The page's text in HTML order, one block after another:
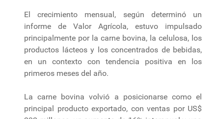
El crecimiento mensual, según determinó un
informe de Valor Agrícola, estuvo impulsado
principalmente por la carne bovina, la celulosa, los
productos lácteos y los concentrados de bebidas,
en un contexto con tendencia positiva en los
primeros meses del año.
La carne bovina volvió a posicionarse como el
principal producto exportado, con ventas por US$